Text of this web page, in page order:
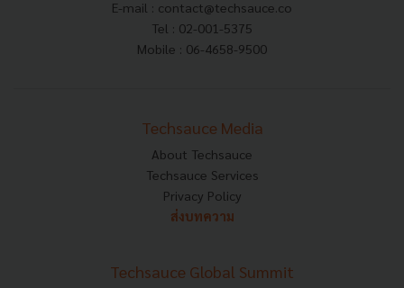
E-mail : contact@techsauce.co
Tel : 02-001-5375
Mobile : 06-4658-9500
Techsauce Media
About Techsauce
Techsauce Services
Privacy Policy
ส่งบทความ
Techsauce Global Summit